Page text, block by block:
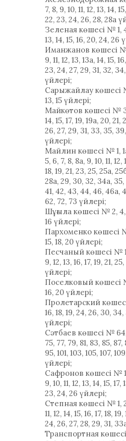
7, 8, 9, 10, 11, 12, 13, 14,
22, 23, 24, 26, 28, 28а
Зеленая көшесі № 1, 4,
13, 14, 15, 16, 20, 24, 26
Иманжанов көшесі №
9, 11, 12, 13, 13а, 14, 15,
23, 24, 27, 29, 31, 32,
үйлері;
Сарыжайлау көшесі №
13, 15 үйлері;
Майкөтов көшесі № 3,
14, 15, 17, 19, 19а, 20,
26, 27, 29, 31, 33, 35,
үйлері;
Майлин көшесі № 1,
5, 6, 7, 8, 8а, 9, 10, 11, 12,
18, 19, 21, 23, 25, 25а,
28а, 29, 30, 32, 34а,
41, 42, 43, 44, 46, 46а,
62, 72, 73 үйлері;
Шұғыла көшесі № 2, 4,
16 үйлері;
Пархоменко көшесі
15, 18, 20 үйлері;
Песчаный көшесі № 1,
9, 12, 13, 16, 17, 19, 21,
үйлері;
Поселковый көшесі
16, 20 үйлері;
Пролетарский
16, 18, 19, 24, 26, 30,
үйлері;
Сәтбаев көшесі №
75, 77, 79, 81, 83, 85,
95, 101, 103, 105, 107, 109,
үйлері;
Сафронов көшесі № 1,
9, 10, 11, 12, 13, 14, 15,
23, 24, 26 үйлері;
Степная көшесі № 1,
11, 12, 14, 15, 16, 17, 18,
24, 26, 27, 28, 29, 31,
Транспортная